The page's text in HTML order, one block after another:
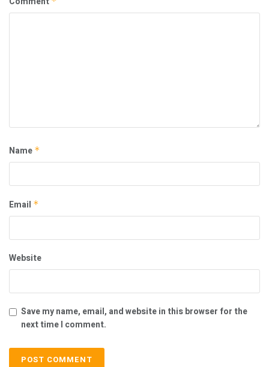
Name *
Email *
Website
Save my name, email, and website in this browser for the
next time I comment.